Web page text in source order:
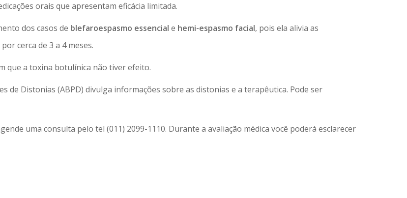
orais que apresentam eficácia limitada.
dos casos de blefaroespasmo essencial e hemi-espasmo facial, pois ela alivia as
cerca de 3 a 4 meses.
que a toxina botulínica não tiver efeito.
de Distonias (ABPD) divulga informações sobre as distonias e a terapêutica. Pode ser
uma consulta pelo tel (011) 2099-1110. Durante a avaliação médica você poderá esclarecer